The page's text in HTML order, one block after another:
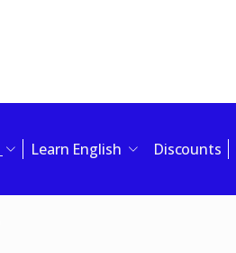
Learn English Discounts